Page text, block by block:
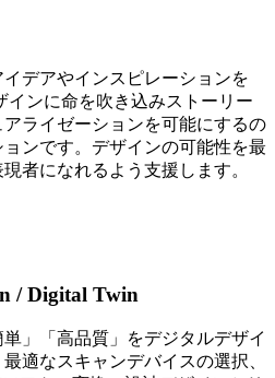
デアやインスピレーションを
インに命を吹き込みストーリー
ライゼーションを可能にするの
ンです。デザインの可能性を最
者になれるよう支援します。
/ Digital Twin
単」「高品質」をデジタルデザイ
適なスキャンデバイスの選択、